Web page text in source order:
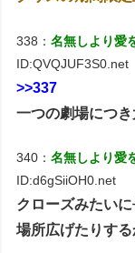
338：名無しより愛
ID:QVQJUF3S0.net
>>337
一つの劇場につ
340：名無しより愛
ID:d6gSiiOH0.net
クローズみたい
場所広げたりす